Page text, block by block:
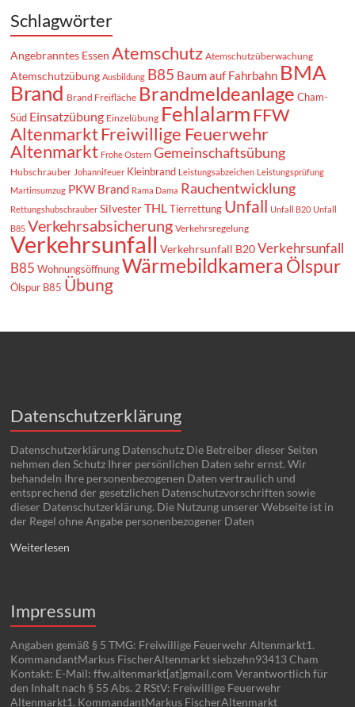
Schlagwörter
Angebranntes Essen Atemschutz Atemschutzüberwachung
Atemschutzübung Ausbildung B85 Baum auf Fahrbahn BMA
Brand Brand Freifläche Brandmeldeanlage Cham-
Süd Einsatzübung Einzelübung Fehlalarm FFW
AltenmarktFreiwillige Feuerwehr
Altenmarkt Frohe Ostern Gemeinschaftsübung
Hubschrauber Johannifeuer Kleinbrand Leistungsabzeichen Leistungsprüfung
Martinsumzug PKW Brand Rama Dama Rauchentwicklung
Rettungshubschrauber Silvester THL Tierrettung Unfall Unfall B20 Unfall
B85 Verkehrsabsicherung Verkehrsregelung
Verkehrsunfall Verkehrsunfall B20 Verkehrsunfall
B85 Wohnungsöffnung WärmebildkameraÖlspur
Ölspur B85 Übung
Datenschutzerklärung
Datenschutzerklärung Datenschutz Die Betreiber dieser Seiten
nehmen den Schutz Ihrer persönlichen Daten sehr ernst. Wir
behandeln Ihre personenbezogenen Daten vertraulich und
entsprechend der gesetzlichen Datenschutzvorschriften sowie
dieser Datenschutzerklärung. Die Nutzung unserer Webseite ist in
der Regel ohne Angabe personenbezogener Daten
Weiterlesen
Impressum
Angaben gemäß § 5 TMG: Freiwillige Feuerwehr Altenmarkt1.
KommandantMarkus FischerAltenmarkt siebzehn93413 Cham
Kontakt: E-Mail: ffw.altenmarkt[at]gmail.com Verantwortlich für
den Inhalt nach § 55 Abs. 2 RStV: Freiwillige Feuerwehr
Altenmarkt1. KommandantMarkus FischerAltenmarkt